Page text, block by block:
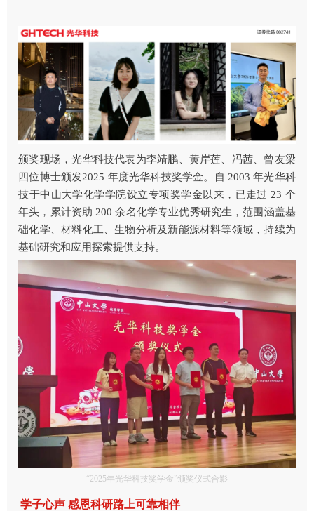
颁奖现场，光华科技代表为李靖鹏、黄岸莲、冯茜、曾友梁
四位博士颁发2025 年度光华科技奖学金。自 2003 年光华科
技于中山大学化学学院设立专项奖学金以来，已走过 23 个
年头，累计资助 200 余名化学专业优秀研究生，范围涵盖基
础化学、材料化工、生物分析及新能源材料等领域，持续为
基础研究和应用探索提供支持。
“2025年光华科技奖学金”颁奖仪式合影
学子心声 感恩科研路上可靠相伴